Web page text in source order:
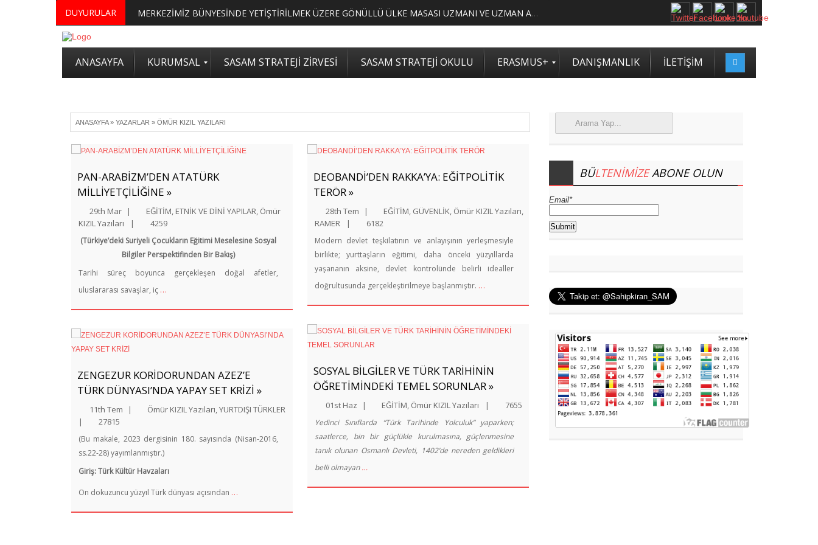
DUYURULAR MERKEZİMİZ BÜNYESİNDE YETİŞTİRİLMEK ÜZERE GÖNÜLLÜ ÜLKE MASASI UZMANI VE UZMAN ADAYLARI ARIYORUZ 2. SASAM STRATEJİ ZİRVESİ KATILIMCILARI BELLİ OLDU
ANASAYFA KURUMSAL SASAM STRATEJİ ZİRVESİ SASAM STRATEJİ OKULU ERASMUS+ DANIŞMANLIK İLETİŞİM
ANASAYFA» YAZARLAR » ÖMÜR KIZIL YAZILARI
PAN-ARABİZM’DEN ATATÜRK
MİLLİYETÇİLİĞİNE »
29th Mar | EĞİTİM, ETNİK VE DİNİ YAPILAR, Ömür
KIZIL Yazıları
| 4259
(Türkiye’deki Suriyeli Çocukların Eğitimi Meselesine Sosyal
Bilgiler Perspektifinden Bir Bakış)
Tarihi süreç boyunca gerçekleşen doğal afetler,
uluslararası savaşlar, iç …
ZENGEZUR KORİDORUNDAN AZEZ’E
TÜRK DÜNYASI’NDA YAPAY SET KRİZİ »
11th Tem | Ömür KIZIL Yazıları,YURTDIŞI TÜRKLER
|
27815
(Bu makale, 2023 dergisinin 180. sayısında (Nisan-2016,
ss.22-28) yayımlanmıştır.)
Giriş: Türk Kültür Havzaları
On dokuzuncu yüzyıl Türk dünyası açısından …
DEOBANDİ’DEN RAKKA’YA: EĞİTPOLİTİK
TERÖR »
28th Tem | EĞİTİM, GÜVENLİK, Ömür KIZIL Yazıları,
RAMER
| 6182
Modern devlet teşkilatının ve anlayışının yerleşmesiyle
birlikte; yurttaşların eğitimi, daha önceki yüzyıllarda
yaşananın aksine, devlet kontrolünde belirli idealler
doğrultusunda gerçekleştirilmeye başlanmıştır. …
SOSYAL BİLGİLER VE TÜRK TARİHİNİN
ÖĞRETİMİNDEKİ TEMEL SORUNLAR »
01st Haz | EĞİTİM, Ömür KIZIL Yazıları | 7655
Yedinci Sınıflarda “Türk Tarihinde Yolculuk” yaparken;
saatlerce, bin bir güçlükle kurulmasına, güçlenmesine
tanık olunan Osmanlı Devleti, 1402’de nereden geldikleri
belli olmayan…
BÜLTENIMIZEABONE OLUN
Email*